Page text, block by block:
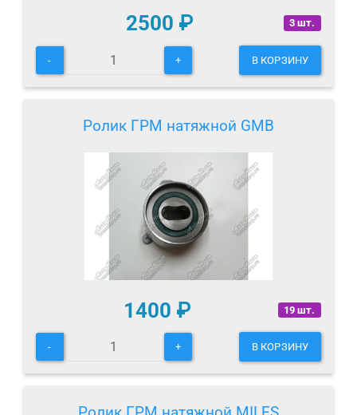
3 шт.
2500 ₽
- + В КОРЗИНУ
Ролик ГРМ натяжной GMB
19 шт.
1400 ₽
- + В КОРЗИНУ